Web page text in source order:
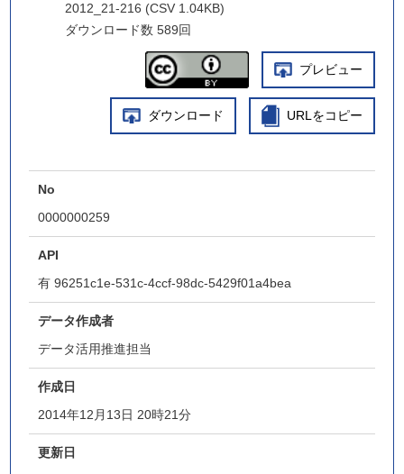
2012_21-216 (CSV 1.04KB)
ダウンロード数 589回
プレビュー
ダウンロード URLをコピー
No
0000000259
API
有 96251c1e-531c-4ccf-98dc-5429f01a4bea
データ作成者
データ活用推進担当
作成日
2014年12月13日 20時21分
更新日